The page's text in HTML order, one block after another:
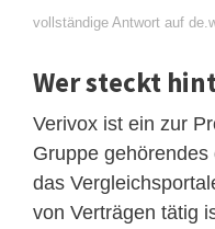
vollständige Antwort auf
Wer steckt
Verivox ist ein zur
Gruppe
das
von Verträgen tätig